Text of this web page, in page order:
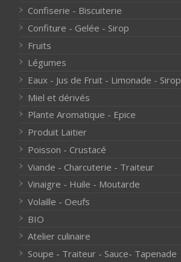
Confiserie - Biscuiterie
Confiture - Gelée - Sirop
Fruits
Légumes
Eaux - Jus de Fruit - Limonade - Sirop
Miel et dérivés
Plante Aromatique - Epice
Produit Laitier
Poisson - Crustacé
Viande - Charcuterie - Traiteur
Vinaigre - Huile - Moutarde
Volaille - Oeufs
BIO
Atelier culinaire
Soupe - Traiteur - Sauce- Tapenade